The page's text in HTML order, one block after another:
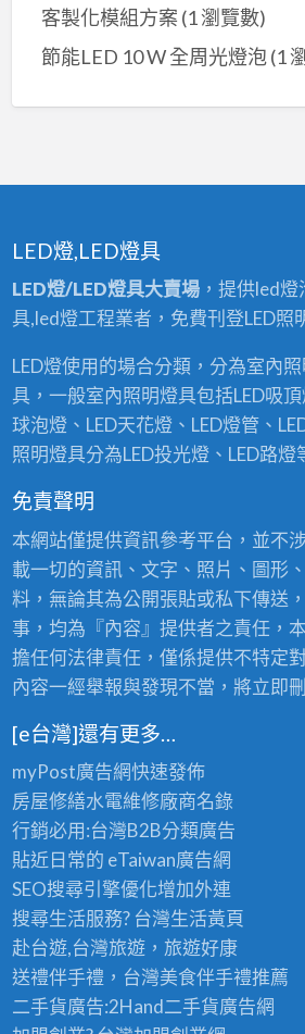
客製化模組方案 (1 瀏覽數)
節能LED 10 W 全周光燈泡(1
LED燈,LED燈具
LED燈/LED燈具大賣場，提供led燈
具,led燈工程業者，免費刊登LED照
LED燈使用的場合分類，分為室內
具，一般室內照明燈具包括LED吸
球泡燈、LED天花燈、LED燈管、
照明燈具分為LED投光燈、LED路燈
免責聲明
本網站僅提供資訊參考平台，並不
載一切的資訊、文字、照片、圖形
料，無論其為公開張貼或私下傳送
事，均為『內容』提供者之責任，
擔任何法律責任，僅係提供不特定
內容一經舉報與發現不當，將立即
[e台灣]還有更多…
myPost廣告網快速發佈
房屋修繕水電維修廠商名錄
行銷必用:台灣B2B分類廣告
貼近日常的 eTaiwan廣告網
SEO搜尋引擎優化增加外連
搜尋生活服務? 台灣生活黃頁
赴台遊,台灣旅遊，旅遊好康
送禮伴手禮，台灣美食伴手禮推薦
二手貨廣告:2Hand二手貨廣告網